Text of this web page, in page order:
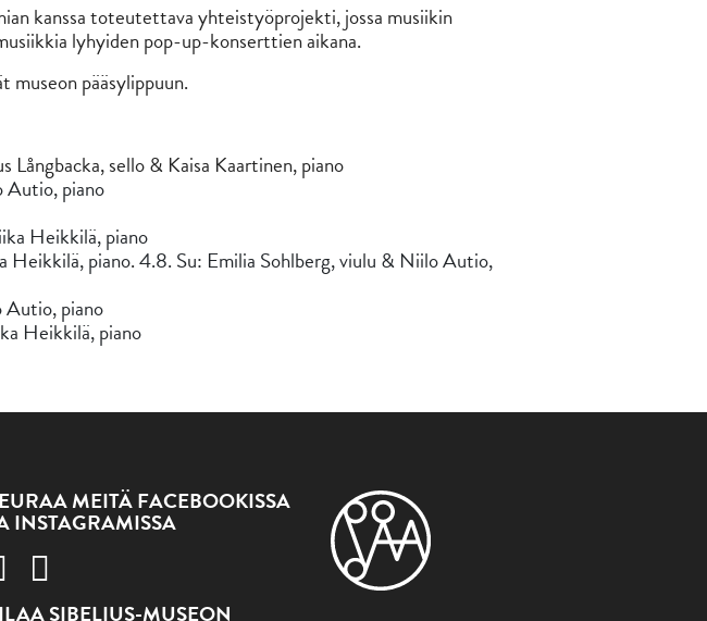
kanssa toteutettava yhteistyöprojekti, jossa musiikin
lyhyiden pop-up-konserttien aikana.
museon pääsylippuun.
Långbacka, sello & Kaisa Kaartinen, piano
Autio, piano
Heikkilä, piano
Heikkilä, piano.4.8. Su: Emilia Sohlberg, viulu & Niilo Autio,
Autio, piano
Heikkilä, piano
MEITÄ FACEBOOKISSA
INSTAGRAMISSA
SIBELIUS-MUSEON